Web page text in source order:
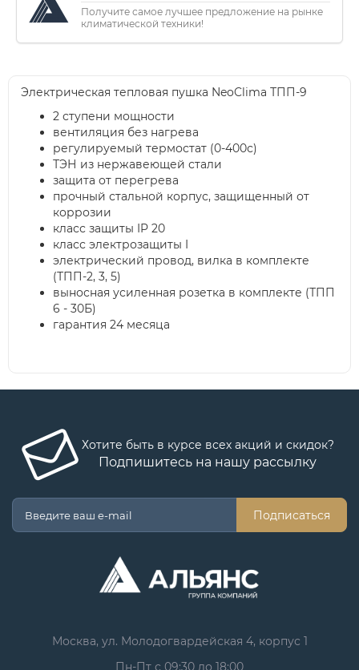
Получите самое лучшее предложение на рынке
климатической техники!
Электрическая тепловая пушка NeoClima ТПП-9
2 ступени мощности
вентиляция без нагрева
регулируемый термостат (0-400с)
ТЭН из нержавеющей стали
защита от перегрева
прочный стальной корпус, защищенный от
коррозии
класс защиты IP 20
класс электрозащиты I
электрический провод, вилка в комплекте
(ТПП-2, 3, 5)
выносная усиленная розетка в комплекте (ТПП
6 - 30Б)
гарантия 24 месяца
Хотите быть в курсе всех акций и скидок?
Подпишитесь на нашу рассылку
Подписаться
Москва, ул. Молодогвардейская 4, корпус 1
Пн-Пт с 09:30 до 18:00